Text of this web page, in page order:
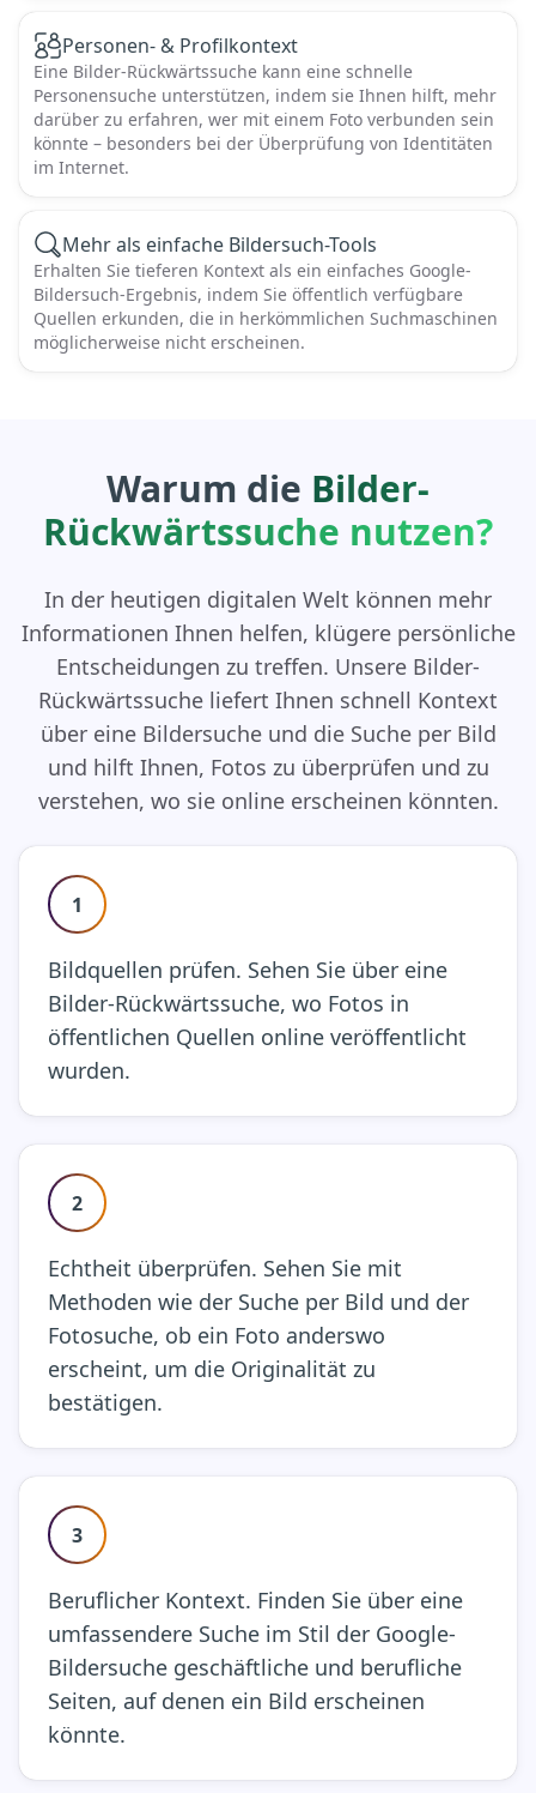
Personen- & Profilkontext
Eine Bilder-Rückwärtssuche kann eine schnelle
Personensuche unterstützen, indem sie Ihnen hilft, mehr
darüber zu erfahren, wer mit einem Foto verbunden sein
könnte – besonders bei der Überprüfung von Identitäten
im Internet.
Mehr als einfache Bildersuch-Tools
Erhalten Sie tieferen Kontext als ein einfaches Google-
Bildersuch-Ergebnis, indem Sie öffentlich verfügbare
Quellen erkunden, die in herkömmlichen Suchmaschinen
möglicherweise nicht erscheinen.
Warum die Bilder-
Rückwärtssuche nutzen?
In der heutigen digitalen Welt können mehr
Informationen Ihnen helfen, klügere persönliche
Entscheidungen zu treffen. Unsere Bilder-
Rückwärtssuche liefert Ihnen schnell Kontext
über eine Bildersuche und die Suche per Bild
und hilft Ihnen, Fotos zu überprüfen und zu
verstehen, wo sie online erscheinen könnten.
1
Bildquellen prüfen. Sehen Sie über eine
Bilder-Rückwärtssuche, wo Fotos in
öffentlichen Quellen online veröffentlicht
wurden.
2
Echtheit überprüfen. Sehen Sie mit
Methoden wie der Suche per Bild und der
Fotosuche, ob ein Foto anderswo
erscheint, um die Originalität zu
bestätigen.
3
Beruflicher Kontext. Finden Sie über eine
umfassendere Suche im Stil der Google-
Bildersuche geschäftliche und berufliche
Seiten, auf denen ein Bild erscheinen
könnte.